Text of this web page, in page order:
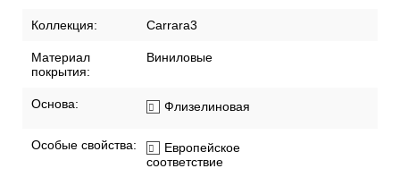
Коллекция: Carrara3
Материал
покрытия:
Виниловые
Основа: Флизелиновая
Особые свойства:
Европейское
соответствие